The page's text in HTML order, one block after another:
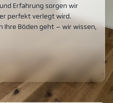
Erfahrung sorgen wir
perfekt verlegt wird.
Ihre Böden geht – wir wissen,